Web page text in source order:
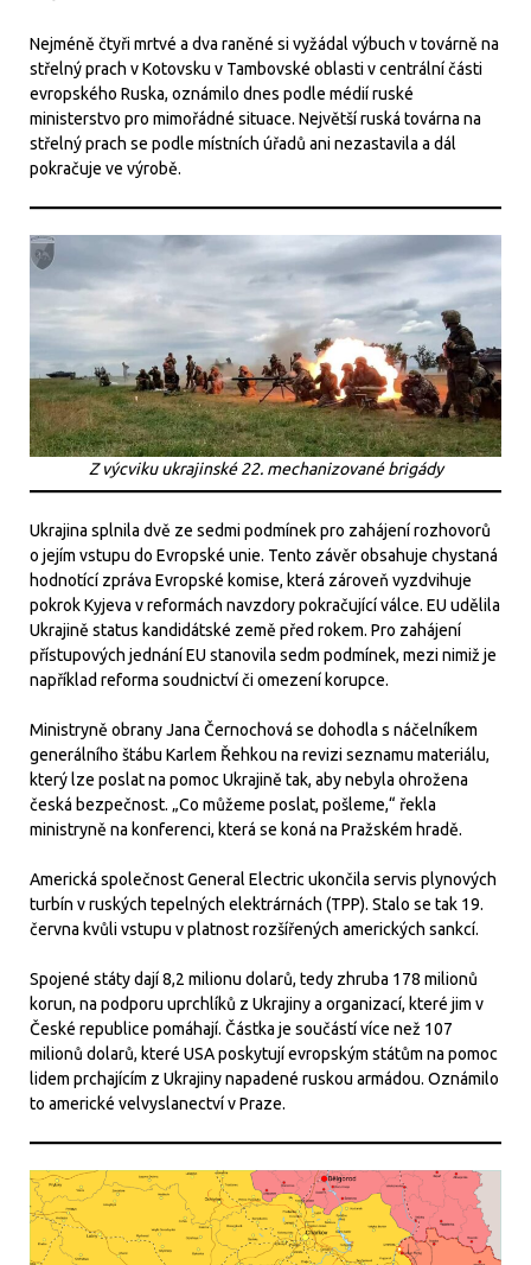
Nejméně čtyři mrtvé a dva raněné si vyžádal výbuch v továrně na
střelný prach v Kotovsku v Tambovské oblasti v centrální části
evropského Ruska, oznámilo dnes podle médií ruské
ministerstvo pro mimořádné situace. Největší ruská továrna na
střelný prach se podle místních úřadů ani nezastavila a dál
pokračuje ve výrobě.
Z výcviku ukrajinské 22. mechanizované brigády
Ukrajina splnila dvě ze sedmi podmínek pro zahájení rozhovorů
o jejím vstupu do Evropské unie. Tento závěr obsahuje chystaná
hodnotící zpráva Evropské komise, která zároveň vyzdvihuje
pokrok Kyjeva v reformách navzdory pokračující válce. EU udělila
Ukrajině status kandidátské země před rokem. Pro zahájení
přístupových jednání EU stanovila sedm podmínek, mezi nimiž je
například reforma soudnictví či omezení korupce.
Ministryně obrany Jana Černochová se dohodla s náčelníkem
generálního štábu Karlem Řehkou na revizi seznamu materiálu,
který lze poslat na pomoc Ukrajině tak, aby nebyla ohrožena
česká bezpečnost. „Co můžeme poslat, pošleme,“ řekla
ministryně na konferenci, která se koná na Pražském hradě.
Americká společnost General Electric ukončila servis plynových
turbín v ruských tepelných elektrárnách (TPP). Stalo se tak 19.
června kvůli vstupu v platnost rozšířených amerických sankcí.
Spojené státy dají 8,2 milionu dolarů, tedy zhruba 178 milionů
korun, na podporu uprchlíků z Ukrajiny a organizací, které jim v
České republice pomáhají. Částka je součástí více než 107
milionů dolarů, které USA poskytují evropským státům na pomoc
lidem prchajícím z Ukrajiny napadené ruskou armádou. Oznámilo
to americké velvyslanectví v Praze.